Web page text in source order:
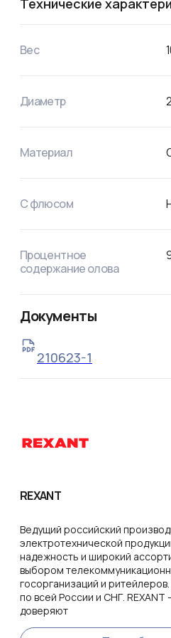
Технические
Вес
Диаметр 2
Материал
С флюсом
Процентное
содержание олова
Документы
210623-1
REXANT
Ведущий российский
электротехнической
надежность и широкий
выбором
госорганизаций и
по всей России и СНГ.
доверяют